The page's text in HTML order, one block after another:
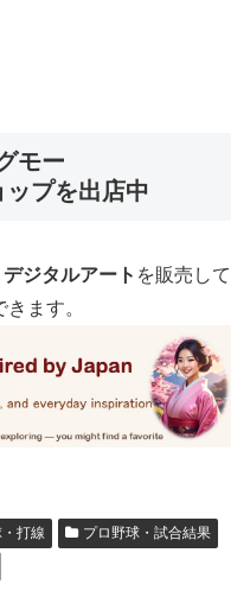
モー
ップを出店中
デジタルアート を販売して
ます。
打線
プロ野球・試合結果